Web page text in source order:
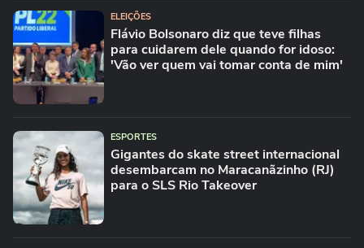
ELEIÇÕES
Flávio Bolsonaro diz que teve filhas
para cuidarem dele quando for idoso:
'Vão ver quem vai tomar conta de mim'
ESPORTES
Gigantes do skate street internacional
desembarcam no Maracanãzinho (RJ)
para o SLS Rio Takeover